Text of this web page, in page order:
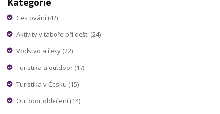
jako já a už se nemůžete dočkat, až si znovu uvážete na
nohy lyže a vyrazíte na svah, jste na správném místě. Tento
Kategorie
Cestování (42)
Aktivity v táboře při dešti (24)
Vodstvo a řeky (22)
Turistika a outdoor (17)
Turistika v Česku (15)
Outdoor oblečení (14)